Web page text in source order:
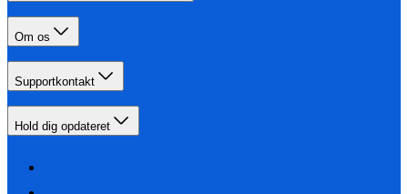
Om os
Supportkontakt
Hold dig opdateret